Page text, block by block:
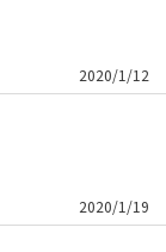
2020/1/12
2020/1/19